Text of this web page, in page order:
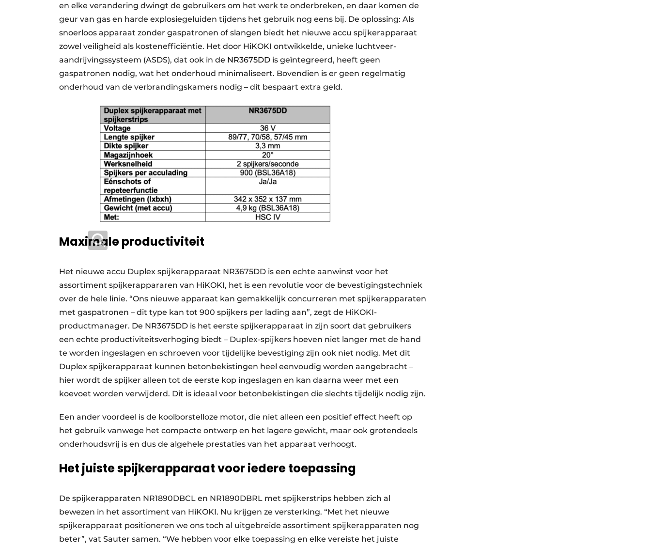
en elke verandering dwingt de gebruikers om het werk te onderbreken, en daar komen de
geur van gas en harde explosiegeluiden tijdens het gebruik nog eens bij. De oplossing: Als
snoerloos apparaat zonder gaspatronen of slangen biedt het nieuwe accu spijkerapparaat
zowel veiligheid als kostenefficiëntie. Het door HiKOKI ontwikkelde, unieke luchtveer-
aandrijvingssysteem (ASDS), dat ook in de NR3675DD is geïntegreerd, heeft geen
gaspatronen nodig, wat het onderhoud minimaliseert. Bovendien is er geen regelmatig
onderhoud van de verbrandingskamers nodig – dit bespaart extra geld.
Maximale productiviteit
Het nieuwe accu Duplex spijkerapparaat NR3675DD is een echte aanwinst voor het
assortiment spijkerappararen van HiKOKI, het is een revolutie voor de bevestigingstechniek
over de hele linie. “Ons nieuwe apparaat kan gemakkelijk concurreren met spijkerapparaten
met gaspatronen – dit type kan tot 900 spijkers per lading aan”, zegt de HiKOKI-
productmanager. De NR3675DD is het eerste spijkerapparaat in zijn soort dat gebruikers
een echte productiviteitsverhoging biedt – Duplex-spijkers hoeven niet langer met de hand
te worden ingeslagen en schroeven voor tijdelijke bevestiging zijn ook niet nodig. Met dit
Duplex spijkerapparaat kunnen betonbekistingen heel eenvoudig worden aangebracht –
hier wordt de spijker alleen tot de eerste kop ingeslagen en kan daarna weer met een
koevoet worden verwijderd. Dit is ideaal voor betonbekistingen die slechts tijdelijk nodig zijn.
Een ander voordeel is de koolborstelloze motor, die niet alleen een positief effect heeft op
het gebruik vanwege het compacte ontwerp en het lagere gewicht, maar ook grotendeels
onderhoudsvrij is en dus de algehele prestaties van het apparaat verhoogt.
Het juiste spijkerapparaat voor iedere toepassing
De spijkerapparaten NR1890DBCL en NR1890DBRL met spijkerstrips hebben zich al
bewezen in het assortiment van HiKOKI. Nu krijgen ze versterking. “Met het nieuwe
spijkerapparaat positioneren we ons toch al uitgebreide assortiment spijkerapparaten nog
beter”, vat Sauter samen. “We hebben voor elke toepassing en elke vereiste het juiste